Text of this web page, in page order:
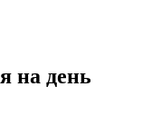
на день